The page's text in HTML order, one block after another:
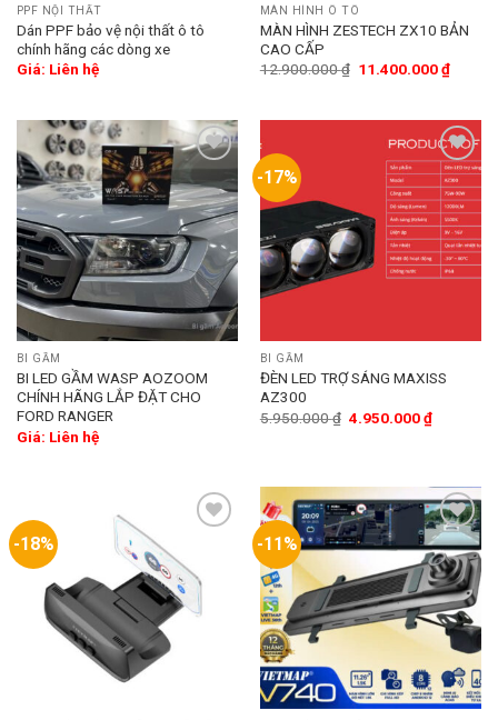
PPF NỘI THẤT
Dán PPF bảo vệ nội thất ô tô
chính hãng các dòng xe
Giá: Liên hệ
MÀN HÌNH Ô TÔ
MÀN HÌNH ZESTECH ZX10 BẢN
CAO CẤP
12.900.000₫ 11.400.000₫
to
wishlist
BI GẦM
BI LED GẦM WASP AOZOOM
CHÍNH HÃNG LẮP ĐẶT CHO
FORD RANGER
Giá: Liên hệ
-17%
Add
to
wishlist
BI GẦM
ĐÈN LED TRỢ SÁNG MAXISS
AZ300
5.950.000₫ 4.950.000₫
-18%
wishlist
-11%
Add
to
wishlist